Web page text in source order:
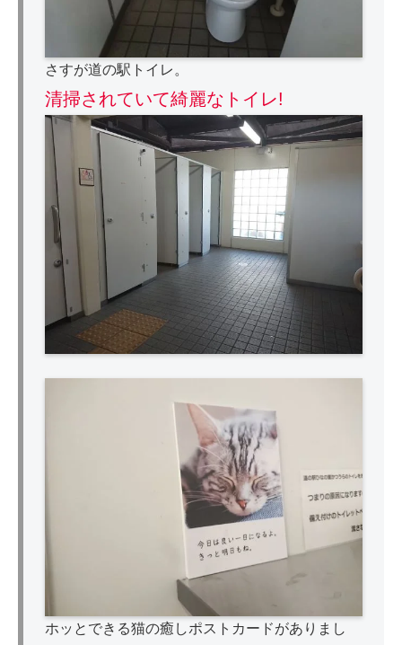
さすが道の駅トイレ。
清掃されていて綺麗なトイレ!
ホッとできる猫の癒しポストカードがありまし